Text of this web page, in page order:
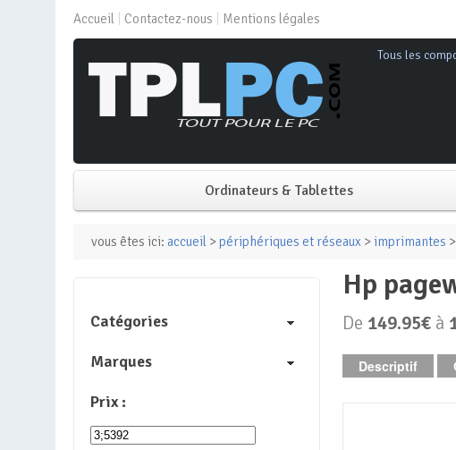
Accueil Contactez-nous Mentions légales
Tous les
Ordinateurs & Tablettes
PC de bureau
Mini PC
PC Tout-en-un
vous êtes ici: accueil > périphériques et réseaux > imprimantes >
hp
De 149.95€ à
Descriptif
Catégories
Marques
Prix :